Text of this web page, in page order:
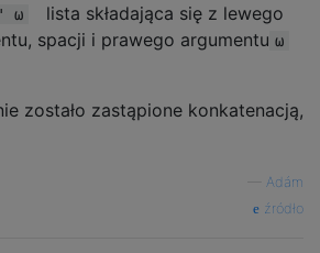
⍵
lista składająca się z lewego
spacji i prawego argumentu ⍵
zostało zastąpione konkatenacją,
Adám
źródło